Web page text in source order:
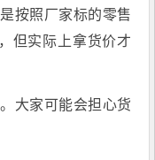
按照厂家标的零售
但实际上拿货价才
大家可能会担心货